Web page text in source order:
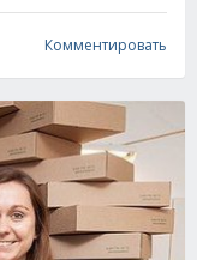
Комментировать